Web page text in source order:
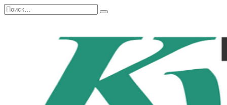
Перейти
к
Search
for: